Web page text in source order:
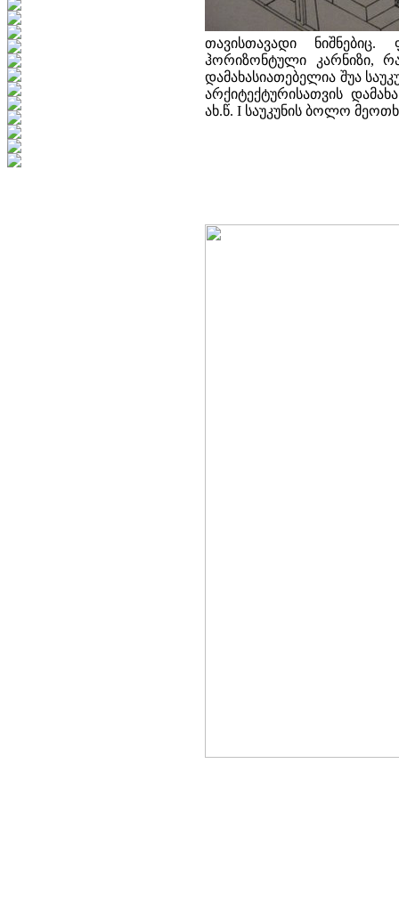
თავისთავადი
ჰორიზონტული კარნიზი,
დამახასიათებელია შუა
არქიტექტურისათვის
ახ.წ. I საუკუნის ბოლო